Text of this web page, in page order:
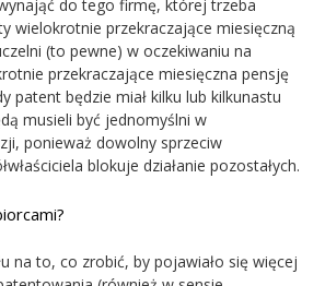
do tego firmę, której trzeba
wielokrotnie przekraczające miesięczną
(to pewne) w oczekiwaniu na
przekraczające miesięczna pensję
patent będzie miał kilku lub kilkunastu
musieli być jednomyślni w
ponieważ dowolny sprzeciw
blokuje działanie pozostałych.
na to, co zrobić, by pojawiało się więcej